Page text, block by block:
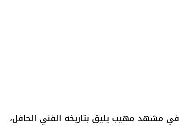
مشهد مهيب يليق بتاريخه الفني الحافل،